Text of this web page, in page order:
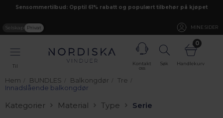
Sensommertilbud: Opptil 61% rabatt og populært tilbehør på kjøpet
Selskap Privat MINE SIDER
Til
Kontakt
oss
Søk
0
Handlekurv
Hem BUNDLES Balkongdør
Tre
Innadslående balkongdør
Kategorier Material Type Serie